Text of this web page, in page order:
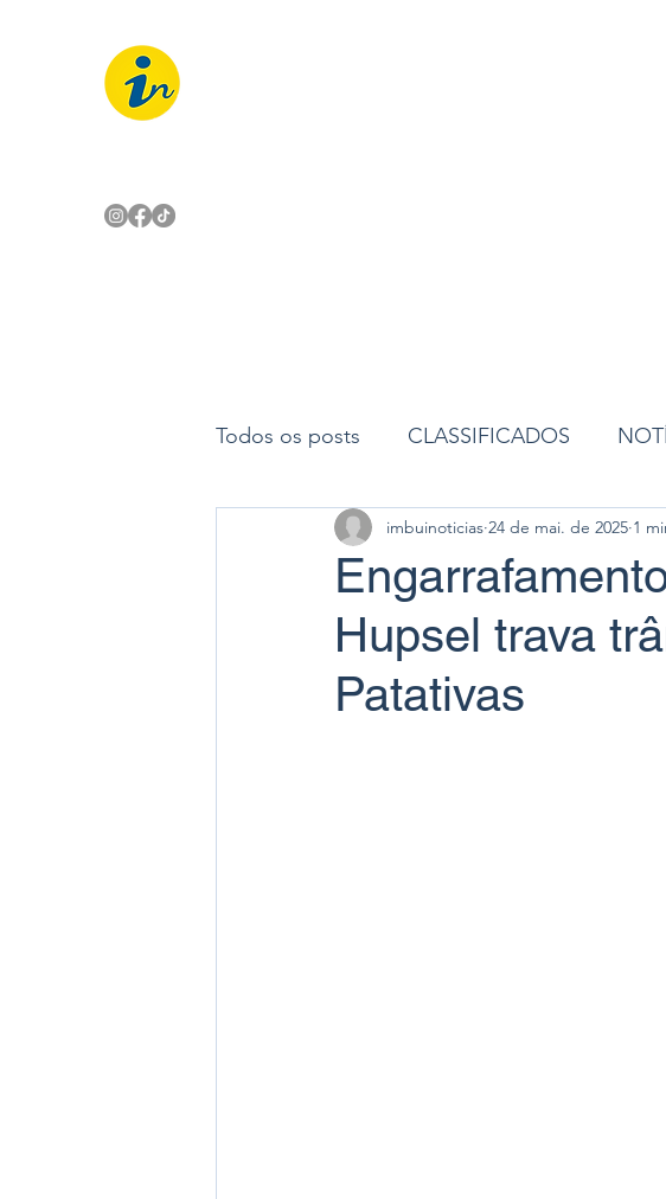
Todos os posts CLASSIFICADOS
Hupsel trava
Patativas
imbuinoticias 24 de mai. de 2025 1